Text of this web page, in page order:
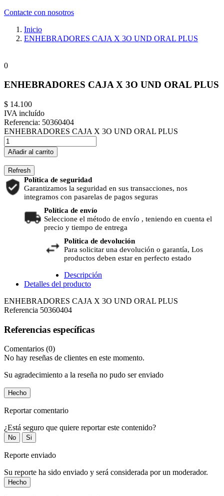
Contacte con nosotros
Inicio
ENHEBRADORES CAJA X 3O UND ORAL PLUS
0
ENHEBRADORES CAJA X 3O UND ORAL PLUS
$ 14.100
IVA incluído
Referencia: 50360404
ENHEBRADORES CAJA X 3O UND ORAL PLUS
Añadir al carrito
Política de seguridad
Garantizamos la seguridad en sus transacciones, nos
integramos con pasarelas de pagos seguras
Política de envío
Seleccione el método de envío , teniendo en cuenta el
precio y tiempo de entrega
Política de devolución
Para solicitar una devolución o garantía, Los
productos deben estar en perfecto estado
Descripción
Detalles del producto
ENHEBRADORES CAJA X 3O UND ORAL PLUS
Referencia 50360404
Referencias específicas
Comentarios (0)
No hay reseñas de clientes en este momento.
Su agradecimiento a la reseña no pudo ser enviado
Hecho
Reportar comentario
¿Está seguro que quiere reportar este contenido?
No Si
Reporte enviado
Su reporte ha sido enviado y será considerada por un moderador.
Hecho